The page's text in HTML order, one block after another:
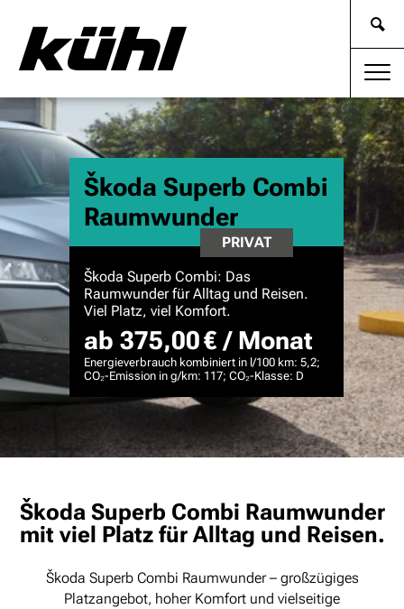
Škoda Superb Combi
Raumwunder
Škoda Superb Combi: Das
Raumwunder für Alltag und Reisen.
Viel Platz, viel Komfort.
ab 375,00 € / Monat
Energieverbrauch kombiniert in l/100 km: 5,2;
CO₂-Emission in g/km: 117; CO₂-Klasse: D
PRIVAT
Škoda Superb Combi Raumwunder
mit viel Platz für Alltag und Reisen.
Škoda Superb Combi Raumwunder – großzügiges
Platzangebot, hoher Komfort und vielseitige